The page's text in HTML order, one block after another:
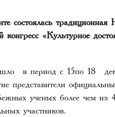
традиционная
«Культурное
в период с 15по 18
представители
ученых более чем из
участников.